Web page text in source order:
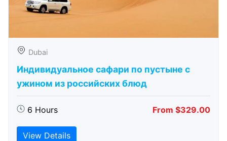
Dubai
Индивидуальное сафари по пустыне с
ужином из российских блюд
6 Hours From $329.00
View Details